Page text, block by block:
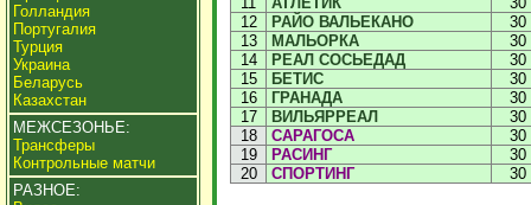
Голландия
Португалия
Турция
Украина
Беларусь
Казахстан
МЕЖСЕЗОНЬЕ:
Трансферы
Контрольные матчи
РАЗНОЕ:
12
РАЙО ВАЛЬЕКАНО
30
13
МАЛЬОРКА
30
14
РЕАЛ СОСЬЕДАД
30
15
БЕТИС
30
16
ГРАНАДА
30
17
ВИЛЬЯРРЕАЛ
30
18
САРАГОСА
30
19
РАСИНГ
30
20
СПОРТИНГ 30